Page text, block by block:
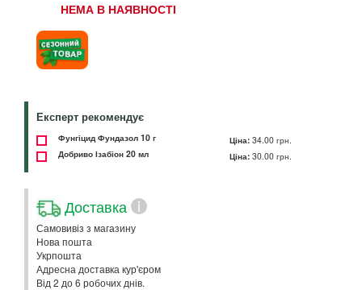
НЕМА В НАЯВНОСТІ
Експерт рекомендує
Фунгіцид Фундазол 10 г Ціна: 34.00 грн.
Добриво Ізабіон 20 мл
Ціна: 30.00 грн.
Доставка i
Самовивіз з магазину
Нова пошта
Укрпошта
Адресна доставка кур'єром
Від 2 до 6 робочих днів.